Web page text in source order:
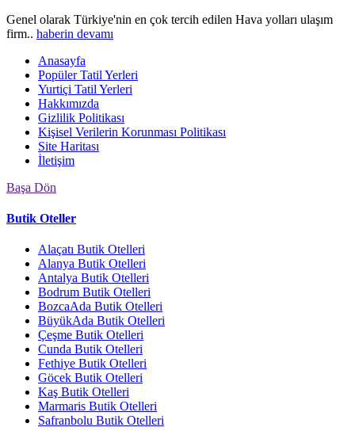
Genel olarak Türkiye'nin en çok tercih edilen Hava yolları ulaşım
firm.. haberin devamı
Anasayfa
Popüler Tatil Yerleri
Yurtiçi Tatil Yerleri
Hakkımızda
Gizlilik Politikası
Kişisel Verilerin Korunması Politikası
Site Haritası
İletişim
Başa Dön
Butik Oteller
Alaçatı Butik Otelleri
Alanya Butik Otelleri
Antalya Butik Otelleri
Bodrum Butik Otelleri
BozcaAda Butik Otelleri
BüyükAda Butik Otelleri
Çeşme Butik Otelleri
Cunda Butik Otelleri
Fethiye Butik Otelleri
Göcek Butik Otelleri
Kaş Butik Otelleri
Marmaris Butik Otelleri
Safranbolu Butik Otelleri